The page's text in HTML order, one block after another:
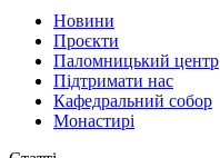
Новини
Проєкти
Паломницький центр
Підтримати нас
Кафедральний собор
Монастирі